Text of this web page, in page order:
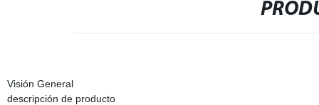
Visión General
descripción de producto